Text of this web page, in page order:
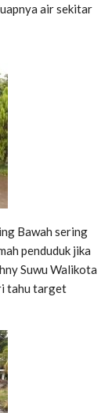
air sekitar
Bawah sering
penduduk jika
Suwu Walikota
tahu target